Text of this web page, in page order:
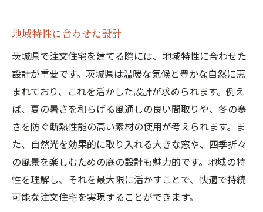
地域特性に合わせた設計
茨城県で注文住宅を建てる際には、地域特性に合わせた
設計が重要です。茨城県は温暖な気候と豊かな自然に恵
まれており、これを活かした設計が求められます。例え
ば、夏の暑さを和らげる風通しの良い間取りや、冬の寒
さを防ぐ断熱性能の高い素材の使用が考えられます。ま
た、自然光を効果的に取り入れる大きな窓や、四季折々
の風景を楽しむための庭の設計も魅力的です。地域の特
性を理解し、それを最大限に活かすことで、快適で持続
可能な注文住宅を実現することができます。